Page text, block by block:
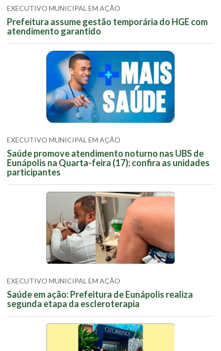
EXECUTIVO MUNICIPAL EM AÇÃO
Prefeitura assume gestão temporária do HGE com
atendimento garantido
EXECUTIVO MUNICIPAL EM AÇÃO
Saúde promove atendimento noturno nas UBS de
Eunápolis na Quarta-feira (17); confira as unidades
participantes
EXECUTIVO MUNICIPAL EM AÇÃO
Saúde em ação: Prefeitura de Eunápolis realiza
segunda etapa da escleroterapia